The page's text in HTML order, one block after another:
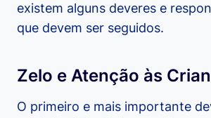
existem alguns deveres e
que devem ser seguidos.
Zelo e Atenção às
O primeiro e mais importante